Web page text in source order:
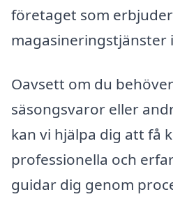
företaget som erbjuder
magasineringstjänster
Oavsett om du
säsongsvaror eller
kan vi hjälpa dig att få
professionella och
guidar dig genom